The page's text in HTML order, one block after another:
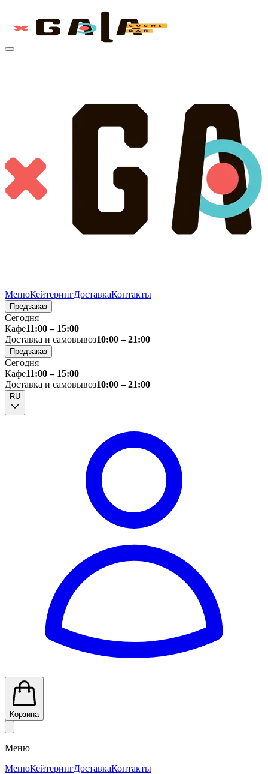
МенюКейтерингДоставкаКонтакты
Предзаказ
Сегодня
Кафе11:00 – 15:00
Доставка и самовывоз10:00 – 21:00
Предзаказ
Сегодня
Кафе11:00 – 15:00
Доставка и самовывоз10:00 – 21:00
RU
Корзина
Меню
МенюКейтерингДоставкаКонтакты